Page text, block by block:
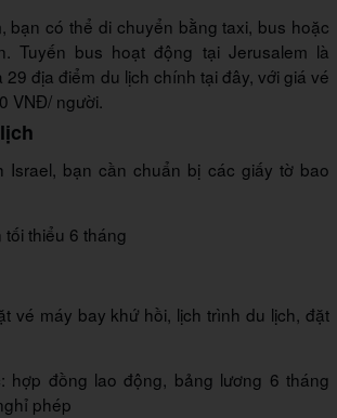
bạn có thể di chuyển bằng taxi, bus hoặc
Tuyến bus hoạt động tại Jerusalem là
địa điểm du lịch chính tại đây, với giá vé
VNĐ/ người.
Israel, bạn cần chuẩn bị các giấy tờ bao
thiểu 6 tháng
vé máy bay khứ hồi, lịch trình du lịch, đặt
hợp đồng lao động, bảng lương 6 tháng
phép